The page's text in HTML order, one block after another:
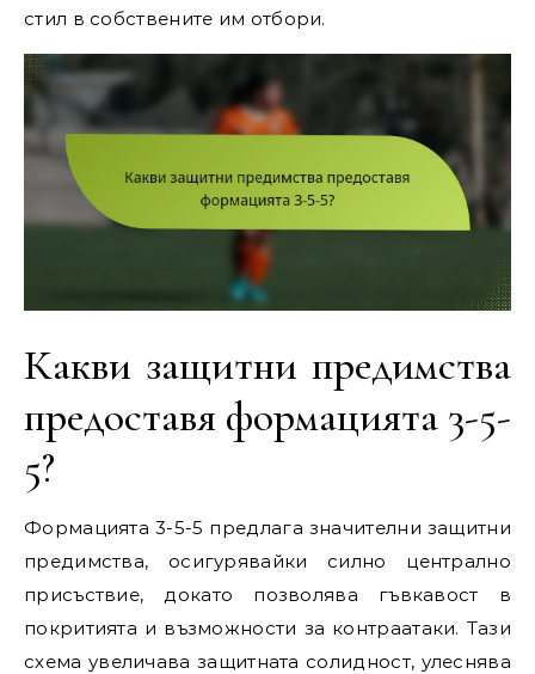
стил в собствените им отбори.
Какви защитни предимства
предоставя формацията 3-5-
5?
Формацията 3-5-5 предлага значителни защитни
предимства, осигурявайки силно централно
присъствие, докато позволява гъвкавост в
покритията и възможности за контраатаки. Тази
схема увеличава защитната солидност, улеснява